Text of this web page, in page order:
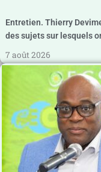
Entretien. Thierry
des sujets sur lesquels
7 août 2026